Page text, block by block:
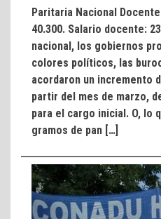
Paritaria Nacional
40.300. Salario docente:
nacional, los gobiernos
colores políticos, las
acordaron un incremento
partir del mes de marzo,
para el cargo inicial. O, lo
gramos de pan […]